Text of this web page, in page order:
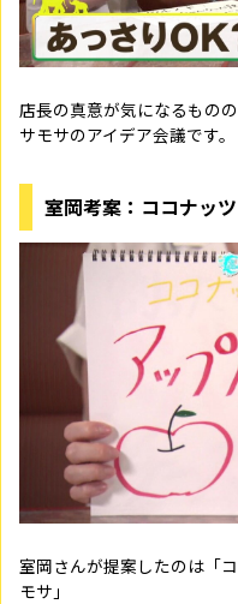
店長の真意が気になるもの
サモサのアイデア会議です。
室岡考案：ココナッ
室岡さんが提案したのは「
モサ」